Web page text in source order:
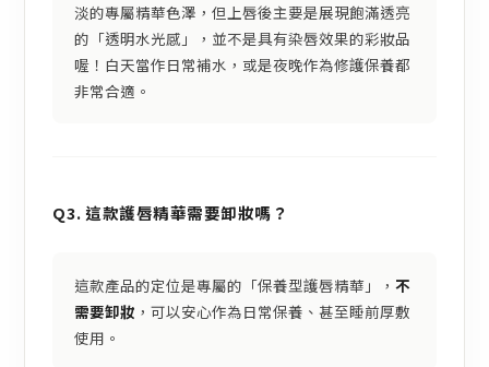
淡的專屬精華色澤，但上唇後主要是展現飽滿透亮
的「透明水光感」，並不是具有染唇效果的彩妝品
喔！白天當作日常補水，或是夜晚作為修護保養都
非常合適。
Q3. 這款護唇精華需要卸妝嗎？
這款產品的定位是專屬的「保養型護唇精華」， 不
需要卸妝 ，可以安心作為日常保養、甚至睡前厚敷
使用。